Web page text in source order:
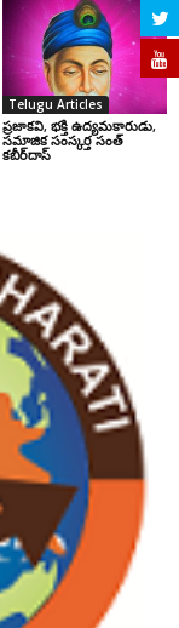
Telugu Articles
ప్రజాకవి, భక్తి ఉద్యమకారుడు,
సమాజిక సంస్కర్త సంత్‌
కబీర్‌దాస్‌